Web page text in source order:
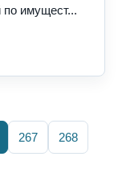
по имущест...
267 268